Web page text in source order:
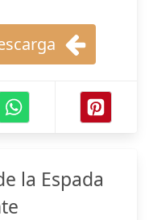
la Espada